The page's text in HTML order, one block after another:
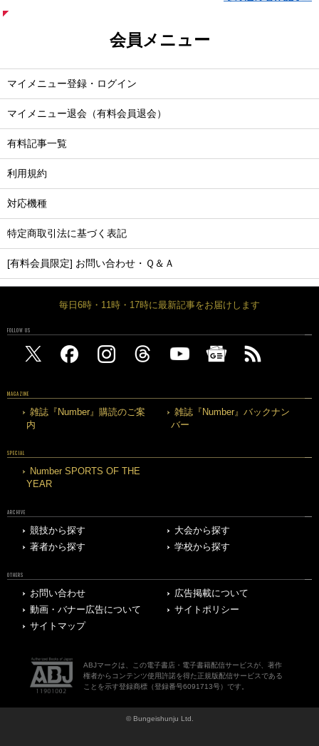
会員メニュー
マイメニュー登録・ログイン
マイメニュー退会（有料会員退会）
有料記事一覧
利用規約
対応機種
特定商取引法に基づく表記
[有料会員限定] お問い合わせ・Ｑ＆Ａ
毎日6時・11時・17時に最新記事をお届けします
FOLLOW US
MAGAZINE
雑誌『Number』購読のご案
内
雑誌『Number』バックナン
バー
SPECIAL
Number SPORTS OF THE
YEAR
ARCHIVE
競技から探す
大会から探す
著者から探す
学校から探す
OTHERS
お問い合わせ
広告掲載について
動画・バナー広告について
サイトポリシー
サイトマップ
ABJマークは、この電子書店・電子書籍配信サービスが、著作
権者からコンテンツ使用許諾を得た正規版配信サービスである
ことを示す登録商標（登録番号6091713号）です。
© Bungeishunju Ltd.